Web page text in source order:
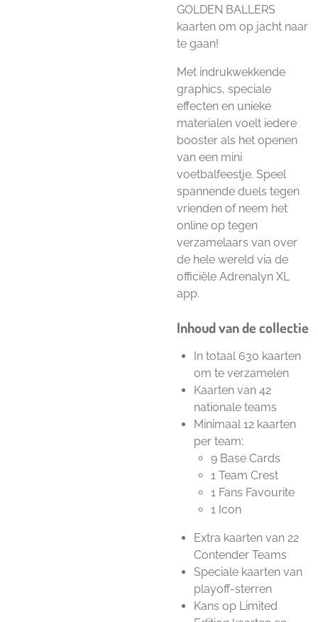
GOLDEN BALLERS
kaarten om op jacht naar
te gaan!
Met indrukwekkende
graphics, speciale
effecten en unieke
materialen voelt iedere
booster als het openen
van een mini
voetbalfeestje. Speel
spannende duels tegen
vrienden of neem het
online op tegen
verzamelaars van over
de hele wereld via de
officiële Adrenalyn XL
app.
Inhoud van de collectie
In totaal 630 kaarten
om te verzamelen
Kaarten van 42
nationale teams
Minimaal 12 kaarten
per team:
9 Base Cards
1 Team Crest
1 Fans Favourite
1 Icon
Extra kaarten van 22
Contender Teams
Speciale kaarten van
playoff-sterren
Kans op Limited